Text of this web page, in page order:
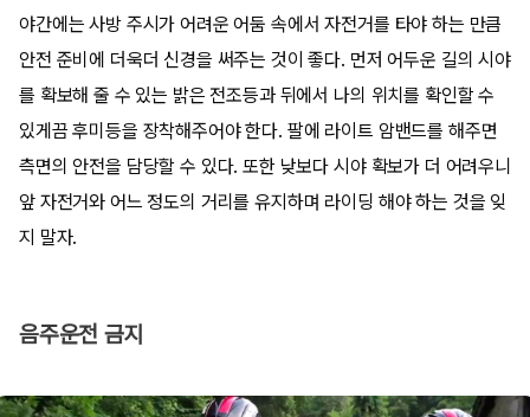
야간에는 사방 주시가 어려운 어둠 속에서 자전거를 타야 하는 만큼
안전 준비에 더욱더 신경을 써주는 것이 좋다. 먼저 어두운 길의 시야
를 확보해 줄 수 있는 밝은 전조등과 뒤에서 나의 위치를 확인할 수
있게끔 후미등을 장착해주어야 한다. 팔에 라이트 암밴드를 해주면
측면의 안전을 담당할 수 있다. 또한 낮보다 시야 확보가 더 어려우니
앞 자전거와 어느 정도의 거리를 유지하며 라이딩 해야 하는 것을 잊
지 말자.
음주운전 금지